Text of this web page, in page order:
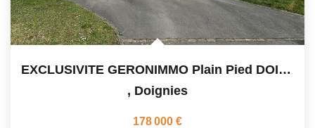
EXCLUSIVITE GERONIMMO Plain Pied DOIGNIES
, Doignies
178 000 €